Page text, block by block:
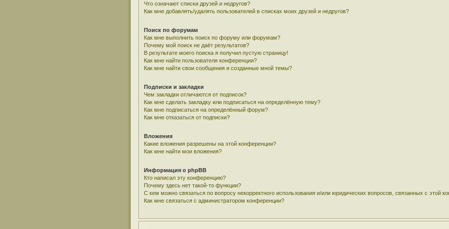
Что означают списки друзей и недругов?
Как мне добавлять/удалять пользователей в списках моих друзей и недругов?
Поиск по форумам
Как мне выполнить поиск по форуму или форумам?
Почему мой поиск не даёт результатов?
В результате моего поиска я получил пустую страницу!
Как мне найти пользователя конференции?
Как мне найти свои сообщения и созданные мной темы?
Подписки и закладки
Чем закладки отличаются от подписок?
Как мне сделать закладку или подписаться на определённую тему?
Как мне подписаться на определённый форум?
Как мне отказаться от подписки?
Вложения
Какие вложения разрешены на этой конференции?
Как мне найти мои вложения?
Информация о phpBB
Кто написал эту конференцию?
Почему здесь нет такой-то функции?
С кем можно связаться по вопросу некорректного использования и/или юридических вопросов, связанных с этой
Как мне связаться с администратором конференции?